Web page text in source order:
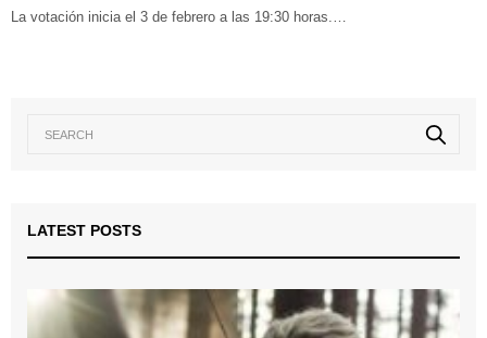
La votación inicia el 3 de febrero a las 19:30 horas.…
LATEST POSTS